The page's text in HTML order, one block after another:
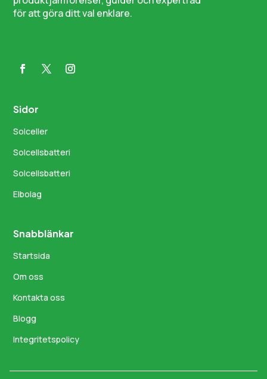
för att göra ditt val enklare.
Sidor
Solceller
Solcellsbatteri
Solcellsbatteri
Elbolag
Snabblänkar
Startsida
Om oss
Kontakta oss
Blogg
Integritetspolicy